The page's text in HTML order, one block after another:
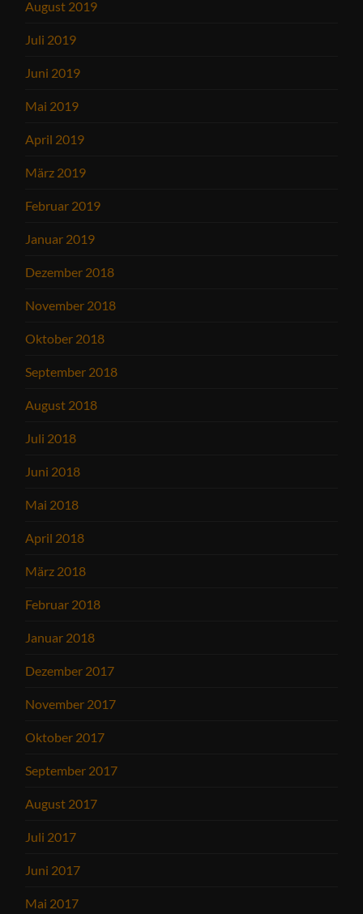
August 2019
Juli 2019
Juni 2019
Mai 2019
April 2019
März 2019
Februar 2019
Januar 2019
Dezember 2018
November 2018
Oktober 2018
September 2018
August 2018
Juli 2018
Juni 2018
Mai 2018
April 2018
März 2018
Februar 2018
Januar 2018
Dezember 2017
November 2017
Oktober 2017
September 2017
August 2017
Juli 2017
Juni 2017
Mai 2017